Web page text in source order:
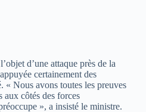
d’une attaque près de la
certainement des
« Nous avons toutes les preuves
aux côtés des forces
», a insisté le ministre.